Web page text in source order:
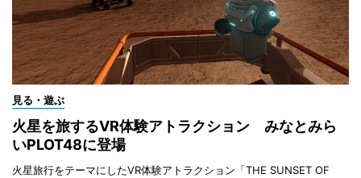
見る・遊ぶ
火星を旅するVR体験アトラクション みなとみら
いPLOT48に登場
火星旅行をテーマにしたVR体験アトラクション「THE SUNSET OF